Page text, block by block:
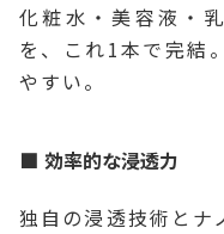
化粧水・美容液・
を、これ1本で完結
やすい。
効率的な浸透力
独自の浸透技術とナ